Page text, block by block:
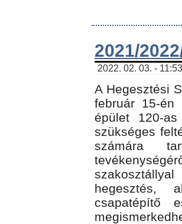
2021/
2022. 02. 03. -
A Hegesztési
február 15-
épület 120-
szükséges
számára
hegesztés,
csapatépítő